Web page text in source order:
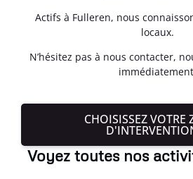
Actifs à Fulleren, nous
locaux.
N’hésitez pas à nous contacter,
CHOISISSEZ VOTRE
Voyez toutes nos